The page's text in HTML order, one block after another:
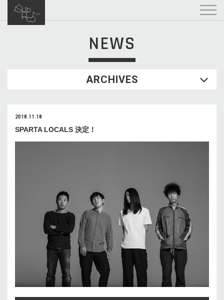
NEWS
ARCHIVES
2018.11.18
SPARTA LOCALS 決定！